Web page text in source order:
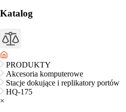
Katalog
PRODUKTY
Akcesoria komputerowe
Stacje dokujące i replikatory portów
HQ-175
×